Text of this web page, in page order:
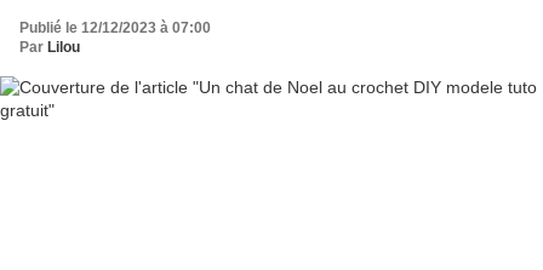
Publié le 12/12/2023 à 07:00
Par Lilou